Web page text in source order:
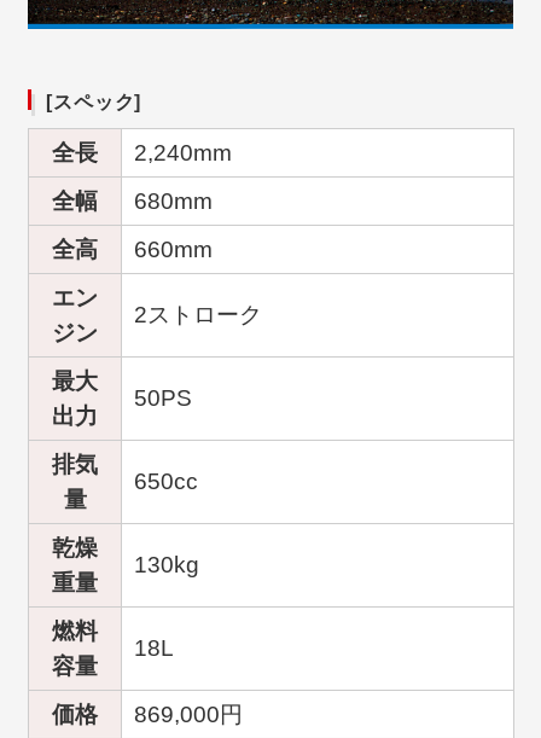
[スペック]
全長
2,240mm
全幅
680mm
全高
660mm
エン
ジン
2ストローク
最大
出力
50PS
排気
量
650cc
乾燥
重量
130kg
燃料
容量
18L
価格 869,000円